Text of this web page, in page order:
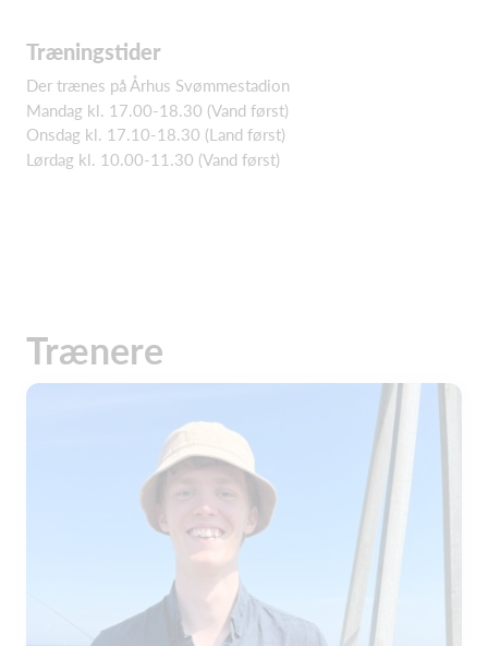
Træningstider
Der trænes på Århus Svømmestadion
Mandag kl. 17.00-18.30 (Vand først)
Onsdag kl. 17.10-18.30 (Land først)
Lørdag kl. 10.00-11.30 (Vand først)
Trænere